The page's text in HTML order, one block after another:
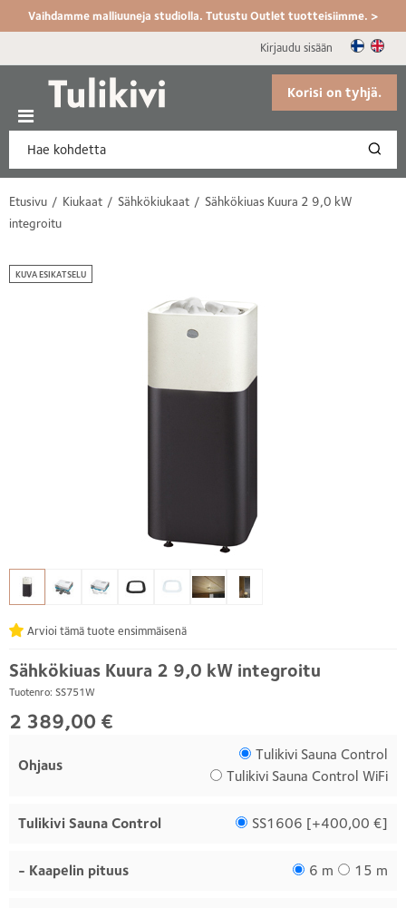
Vaihdamme malliuuneja studiolla. Tutustu Outlet tuotteisiimme. >
Kirjaudu sisään
Korisi on tyhjä.
Etusivu Kiukaat Sähkökiukaat
Sähkökiuas Kuura 2 9,0 kW
integroitu
Sähkökiuas Kuura 2 9,0 kW integroitu
Tuotenro: SS751W
Arvioi tämä tuote ensimmäisenä
2 389,00 €
Ohjaus
Tulikivi Sauna Control
Tulikivi Sauna Control WiFi
Tulikivi Sauna Control SS1606 [+400,00 €]
- Kaapelin pituus 6 m 15 m
KUVA ESIKATSELU